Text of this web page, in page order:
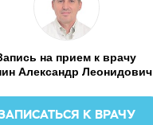
на прием к врачу
Александр Леонидович
К ВРАЧУ